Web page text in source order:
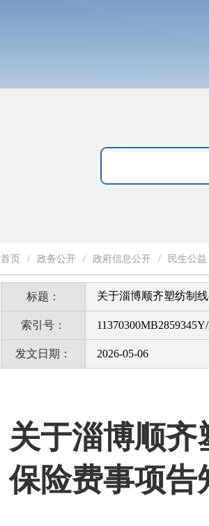
首页 / 政务公开 / 政府信息公开 / 民生公益
标题： 关于淄博顺齐塑纺制
索引号：
发文日期： 2026-05-06
关于淄博顺
保险费事项告